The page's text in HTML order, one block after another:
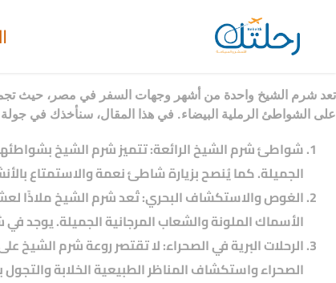
تعد شرم الشيخ واحدة من أشهر وجهات السفر في مصر، حيث تجمع
على الشواطئ الرملية البيضاء. في هذا المقال، سنأخذك في
شواطئ شرم الشيخ الرائعة: تتميز شرم الشيخ
الجميلة. كما يُنصح بزيارة شاطئ نعمة والاستمتاع
الغوص والاستكشاف البحري: تُعد شرم الشيخ ملاذًا
الأسماك الملونة والشعاب المرجانية الجميلة. يوجد
الرحلات البرية في الصحراء: لا تقتصر روعة شرم الشيخ
الصحراء واستكشاف المناظر الطبيعية الخلابة والتجول